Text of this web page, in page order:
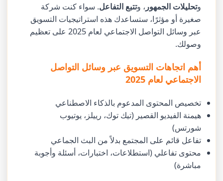
وتحليلات الجمهور ، وتتبع التفاعل. سواء كنت شركة
صغيرة أو مؤثرًا، ستساعدك هذه استراتيجيات التسويق
عبر وسائل التواصل الاجتماعي لعام 2025 على تعظيم
وصولك.
أهم اتجاهات التسويق عبر وسائل التواصل
الاجتماعي لعام 2025
تخصيص المحتوى المدعوم بالذكاء الاصطناعي
هيمنة الفيديو القصير (تيك توك، رييلز، يوتيوب
شورتس)
تفاعل قائم على المجتمع بدلاً من البث الجماعي
محتوى تفاعلي (استطلاعات، اختبارات، أسئلة وأجوبة
مباشرة)